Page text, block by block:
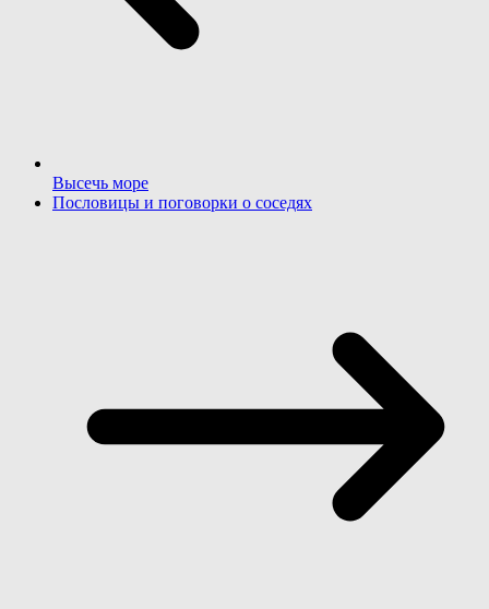
Высечь море
Пословицы и поговорки о соседях